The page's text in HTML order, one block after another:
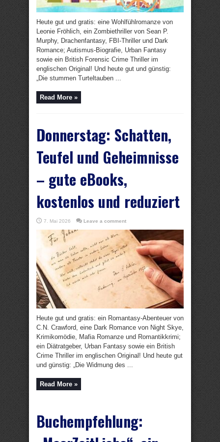
Heute gut und gratis: eine Wohlfühlromanze von
Leonie Fröhlich, ein Zombiethriller von Sean P.
Murphy, Drachenfantasy, FBI-Thriller und Dark
Romance; Autismus-Biografie, Urban Fantasy
sowie ein British Forensic Crime Thriller im
englischen Original! Und heute gut und günstig:
„Die stummen Turteltauben ...
Read More »
Donnerstag: Schatten,
Teufel und Geheimnisse
– gute eBooks,
kostenlos und reduziert
7. Mai 2026 Leave a comment
Heute gut und gratis: ein Romantasy-Abenteuer von
C.N. Crawford, eine Dark Romance von Night Skye,
Krimikomödie, Mafia Romanze und Romantikkrimi;
ein Diätratgeber, Urban Fantasy sowie ein British
Crime Thriller im englischen Original! Und heute gut
und günstig: „Die Widmung des ...
Read More »
Buchempfehlung: